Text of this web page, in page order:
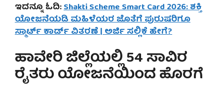
ಇದನ್ನೂ ಓದಿ:Shakti Scheme Smart Card 2026: ಶಕ್ತಿ
ಯೋಜನೆಯಡಿ ಮಹಿಳೆಯರ ಜೊತೆಗೆ ಪುರುಷರಿಗೂ
ಸ್ಮಾರ್ಟ್ ಕಾರ್ಡ್ ವಿತರಣೆ | ಅರ್ಜಿ ಸಲ್ಲಿಕೆ ಹೇಗೆ?
ಹಾವೇರಿ ಜಿಲ್ಲೆಯಲ್ಲಿ 54 ಸಾವಿರ
ರೈತರು ಯೋಜನೆಯಿಂದ ಹೊರಗೆ